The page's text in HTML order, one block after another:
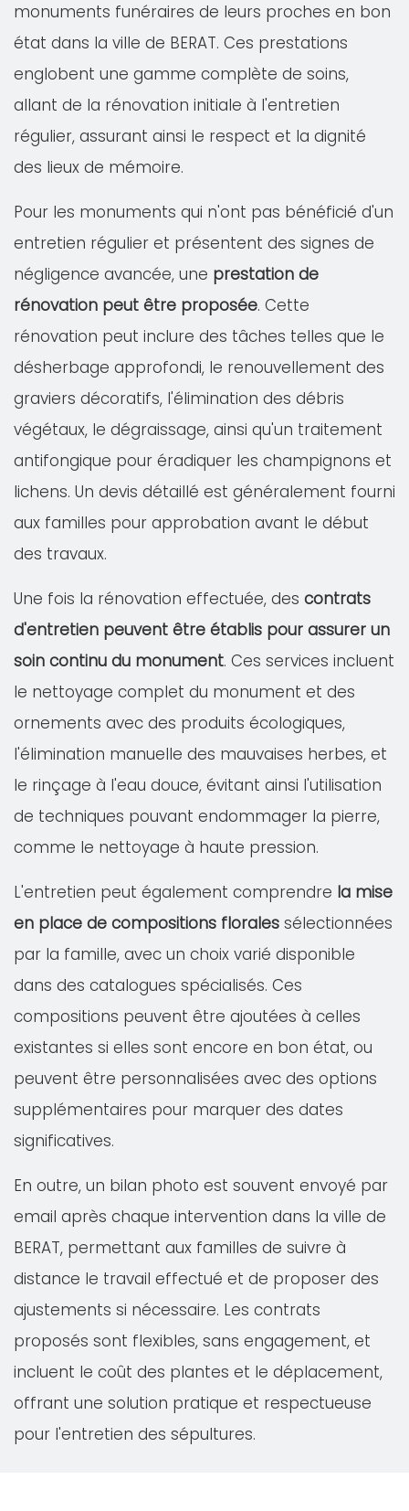
monuments funéraires de leurs proches en bon
état dans la ville de BERAT. Ces prestations
englobent une gamme complète de soins,
allant de la rénovation initiale à l'entretien
régulier, assurant ainsi le respect et la dignité
des lieux de mémoire.
Pour les monuments qui n'ont pas bénéficié d'un
entretien régulier et présentent des signes de
négligence avancée, une prestation de
rénovation peut être proposée. Cette
rénovation peut inclure des tâches telles que le
désherbage approfondi, le renouvellement des
graviers décoratifs, l'élimination des débris
végétaux, le dégraissage, ainsi qu'un traitement
antifongique pour éradiquer les champignons et
lichens. Un devis détaillé est généralement fourni
aux familles pour approbation avant le début
des travaux.
Une fois la rénovation effectuée, des contrats
d'entretien peuvent être établis pour assurer un
soin continu du monument. Ces services incluent
le nettoyage complet du monument et des
ornements avec des produits écologiques,
l'élimination manuelle des mauvaises herbes, et
le rinçage à l'eau douce, évitant ainsi l'utilisation
de techniques pouvant endommager la pierre,
comme le nettoyage à haute pression.
L'entretien peut également comprendre la mise
en place de compositions florales sélectionnées
par la famille, avec un choix varié disponible
dans des catalogues spécialisés. Ces
compositions peuvent être ajoutées à celles
existantes si elles sont encore en bon état, ou
peuvent être personnalisées avec des options
supplémentaires pour marquer des dates
significatives.
En outre, un bilan photo est souvent envoyé par
email après chaque intervention dans la ville de
BERAT, permettant aux familles de suivre à
distance le travail effectué et de proposer des
ajustements si nécessaire. Les contrats
proposés sont flexibles, sans engagement, et
incluent le coût des plantes et le déplacement,
offrant une solution pratique et respectueuse
pour l'entretien des sépultures.